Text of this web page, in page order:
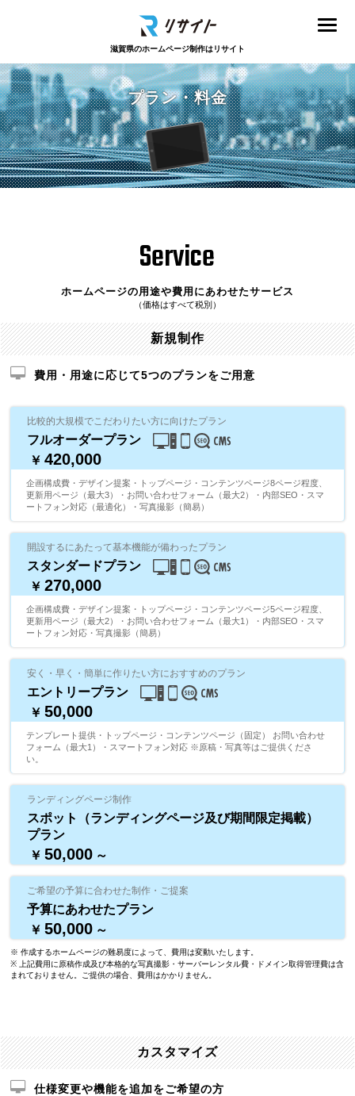
滋賀県のホームページ制作はリサイト
プラン・料金
Service
ホームページの用途や費用にあわせたサービス
（価格はすべて税別）
新規制作
費用・用途に応じて5つのプランをご用意
比較的大規模でこだわりたい方に向けたプラン
フルオーダープラン
￥ 420,000
企画構成費・デザイン提案・トップページ・コンテンツページ8ページ程度、
更新用ページ（最大3）・お問い合わせフォーム（最大2）・内部SEO・スマ
ートフォン対応（最適化）・写真撮影（簡易）
開設するにあたって基本機能が備わったプラン
スタンダードプラン
￥ 270,000
企画構成費・デザイン提案・トップページ・コンテンツページ5ページ程度、
更新用ページ（最大2）・お問い合わせフォーム（最大1）・内部SEO・スマ
ートフォン対応・写真撮影（簡易）
安く・早く・簡単に作りたい方におすすめのプラン
エントリープラン
￥ 50,000
テンプレート提供・トップページ・コンテンツページ（固定） お問い合わせ
フォーム（最大1）・スマートフォン対応 ※原稿・写真等はご提供くださ
い。
ランディングページ制作
スポット（ランディングページ及び期間限定掲載）
プラン
￥ 50,000 ～
ご希望の予算に合わせた制作・ご提案
予算にあわせたプラン
￥ 50,000 ～
※ 作成するホームページの難易度によって、費用は変動いたします。
※ 上記費用に原稿作成及び本格的な写真撮影・サーバーレンタル費・ドメイン取得管理費は含
まれておりません。ご提供の場合、費用はかかりません。
カスタマイズ
仕様変更や機能を追加をご希望の方